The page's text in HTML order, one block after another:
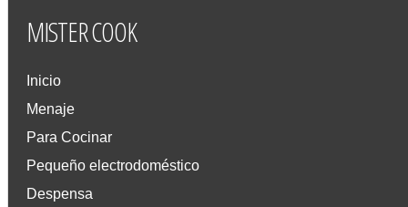
MISTERCOOK
Inicio
Menaje
Para Cocinar
Pequeño electrodoméstico
Despensa